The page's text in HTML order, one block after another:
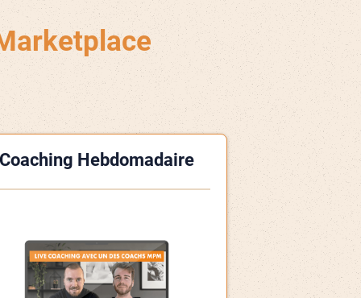
Coaching Hebdomadaire